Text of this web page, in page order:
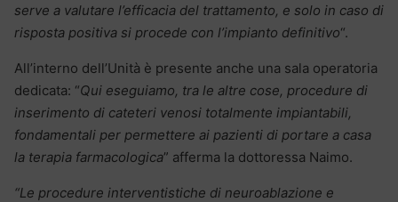
serve a valutare l’efficacia del trattamento, e solo in caso di
risposta positiva si procede con l’impianto definitivo“.
All’interno dell’Unità è presente anche una sala operatoria
dedicata: “Qui eseguiamo, tra le altre cose, procedure di
inserimento di cateteri venosi totalmente impiantabili,
fondamentali per permettere ai pazienti di portare a casa
la terapia farmacologica” afferma la dottoressa Naimo.
“Le procedure interventistiche di neuroablazione e